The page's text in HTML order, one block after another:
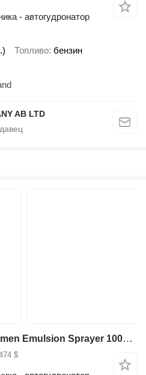
- автогудронатор
Топливо бензин
, Poland
AB LTD
TICAB Manufacturer Bitumen Emulsion Sprayer 1000 L / Bitumen Spreader
$